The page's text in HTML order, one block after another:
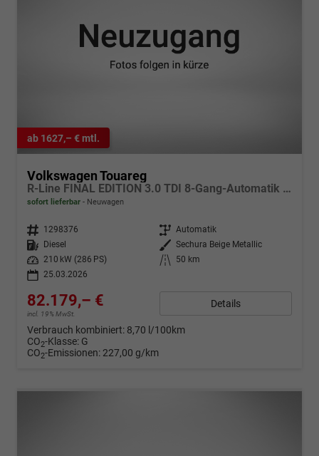
ab 1627,– € mtl.
Volkswagen Touareg
R-Line FINAL EDITION 3.0 TDI 8-Gang-Automatik 4MOTION
sofort lieferbar Neuwagen
Fahrzeugnr. 1298376 Getriebe Automatik
Kraftstoff
Diesel Außenfarbe Sechura Beige Metallic
Leistung
210 kW (286 PS) Kilometerstand
50 km
25.03.2026
82.179,– €
incl. 19% MwSt.
Details
Verbrauch kombiniert: 8,70 l/100km
CO2-Klasse: G
CO2-Emissionen: 227,00 g/km